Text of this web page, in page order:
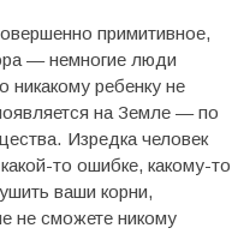
примитивное,
— немногие люди
ребенку не
на Земле — по
Изредка человек
то ошибке, какому-то
ваши корни,
не сможете никому